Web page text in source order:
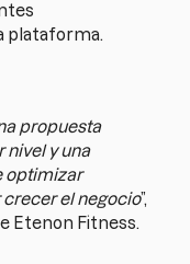
plataforma.
propuesta
y una
optimizar
el negocio”,
Etenon Fitness.